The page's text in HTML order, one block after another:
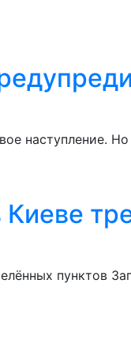
наступление.
Киеве
пунктов